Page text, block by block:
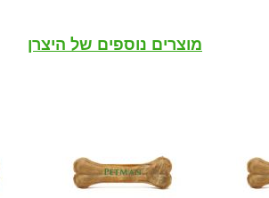
מוצרים נוספים של היצרן